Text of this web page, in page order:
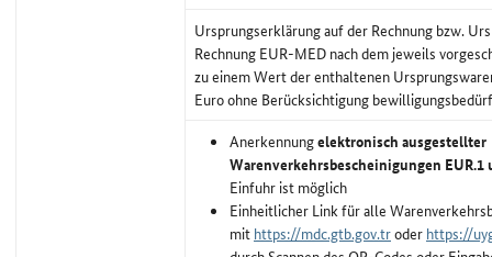
Ursprungserklärung auf der Rechnung bzw.
Rechnung EUR-MED nach dem jeweils
zu einem Wert der enthaltenen
Euro ohne Berücksichtigung
Anerkennungelektronisch ausgestellter
Warenverkehrsbescheinigungen EUR.1
Einfuhr ist möglich
Einheitlicher Link für alle
mit https://mdc.gtb.gov.troder https://